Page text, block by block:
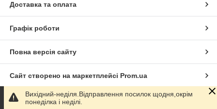
Доставка та оплата
Графік роботи
Повна версія сайту
Сайт створено на маркетплейсі Prom.ua
Політика конфіденційності
Вихідний-неділя.Відправлення посилок щодня,окрім
понеділка і неділі.